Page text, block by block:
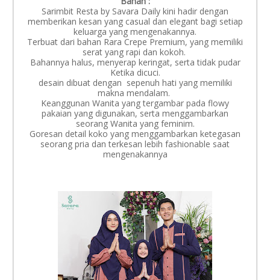
Sarimbit Resta by Savara Daily kini hadir dengan
memberikan kesan yang casual dan elegant bagi setiap
keluarga yang mengenakannya.
Terbuat dari bahan Rara Crepe Premium, yang memiliki
serat yang rapi dan kokoh.
Bahannya halus, menyerap keringat, serta tidak pudar
Ketika dicuci.
desain dibuat dengan sepenuh hati yang memiliki
makna mendalam.
Keanggunan Wanita yang tergambar pada flowy
pakaian yang digunakan, serta menggambarkan
seorang Wanita yang feminim.
Goresan detail koko yang menggambarkan ketegasan
seorang pria dan terkesan lebih fashionable saat
mengenakannya